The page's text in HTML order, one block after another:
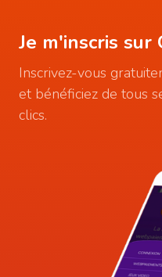
Je m'inscris sur
Inscrivez-vous
et bénéficiez de tous
clics.